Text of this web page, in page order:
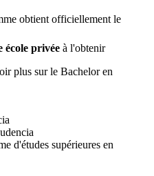
obtient officiellement le
école privée à l'obtenir
plus sur le Bachelor en